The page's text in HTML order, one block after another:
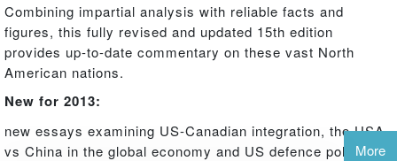
Combining impartial analysis with reliable facts and
figures, this fully revised and updated 15th edition
provides up-to-date commentary on these vast North
American nations.
New for 2013:
new essays examining US-Canadian integration, the USA
vs China in the global economy and US defence policyMore